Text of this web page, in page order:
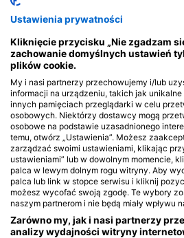
Centra nurkowe
Hawaiian Diving Adventures
1125 Ala Moana Blvd slip A-03,
96815 Honolulu, HI - Stany
Zjednoczone
377
96825
Ocean Therapy Scuba
119 Merchant Street, Suite
101, 96813 Honolulu, HI -
Stany Zjednoczone
Affinity Freediving
99-080 Kauhale St C20,
96701 Aiea, HI - Stany
Zjednoczone
Underwater O’ahu
Ustawienia prywatności
Kliknięcie przycisku „Nie zgadzam
zachowanie domyślnych ustawień
plików cookie.
My i nasi partnerzy przechowujemy i/lub
informacji na urządzeniu, takich jak
innych pamięciach przeglądarki w celu
osobowych. Niektórzy dostawcy mogą
osobowe na podstawie uzasadnionego
temu, otwórz „Ustawienia”. Możesz
zarządzać swoimi ustawieniami, klikając
ustawieniami” lub w dowolnym momencie,
palca w lewym dolnym rogu witryny. Aby
palca lub link w stopce serwisu i kliknij
możesz wycofać swoją zgodę. Te wybory
naszym partnerom i nie będą miały wpływu
Zarówno my, jak i nasi partnerzy
analizy wydajności witryny